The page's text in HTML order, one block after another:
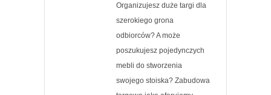
Organizujesz duże targi dla
szerokiego grona
odbiorców? A może
poszukujesz pojedynczych
mebli do stworzenia
swojego stoiska? Zabudowa